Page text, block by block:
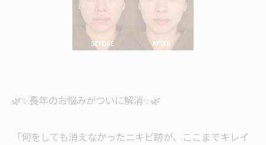
🌿✨長年のお悩みがついに解消✨🌿
「何をしても消えなかったニキビ跡が、ここまでキレイ